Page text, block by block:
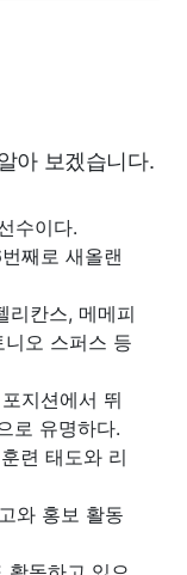
아 보겠습니다.
수이다.
째로 새올랜
리칸스, 메메피
오 스퍼스 등
지션에서 뛰
로 유명하다.
련 태도와 리
와 홍보 활동